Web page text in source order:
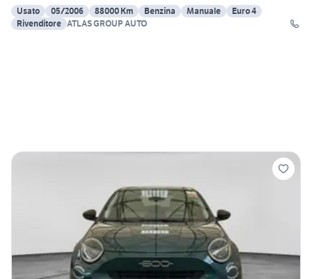
Usato
05/2006 88000 Km Benzina Manuale
Euro 4
Rivenditore ATLAS GROUP AUTO